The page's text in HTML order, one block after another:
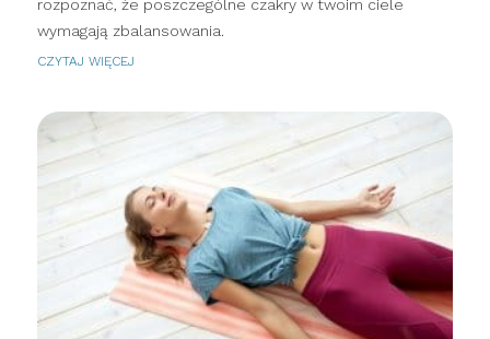
rozpoznać, że poszczególne czakry w twoim ciele
wymagają zbalansowania.
CZYTAJ WIĘCEJ